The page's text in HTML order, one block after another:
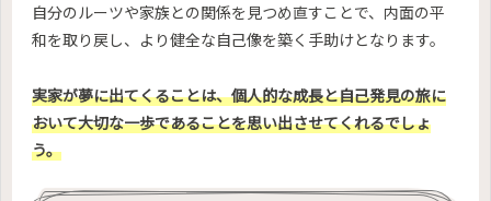
自分のルーツや家族との関係を見つめ直すことで、内面の平
和を取り戻し、より健全な自己像を築く手助けとなります。
実家が夢に出てくることは、個人的な成長と自己発見の旅に
おいて大切な一歩であることを思い出させてくれるでしょ
う。